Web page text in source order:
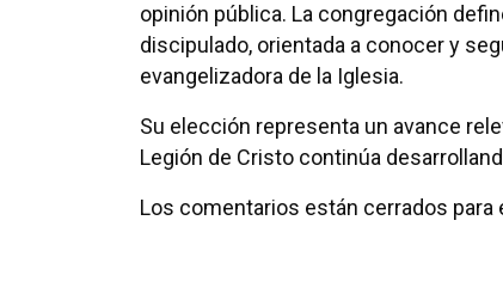
opinión pública. La congregación
discipulado, orientada a conocer y
evangelizadora de la Iglesia.
Su elección representa un avance
Legión de Cristo continúa
Los comentarios están cerrados para